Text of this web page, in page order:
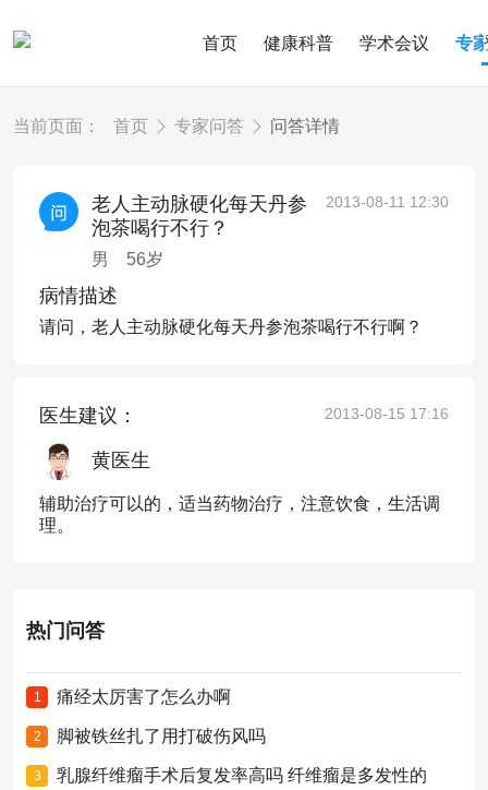
首页 健康科普 学术会议 专
当前页面： 首页 专家问答 问答详情
老人主动脉硬化每天丹参
泡茶喝行不行？
男 56岁
2013-08-11 12:30
病情描述
请问，老人主动脉硬化每天丹参泡茶喝行不行啊？
医生建议： 2013-08-15 17:16
黄医生
辅助治疗可以的，适当药物治疗，注意饮食，生活调
理。
热门问答
1 痛经太厉害了怎么办啊
2 脚被铁丝扎了用打破伤风吗
3 乳腺纤维瘤手术后复发率高吗 纤维瘤是多发性的